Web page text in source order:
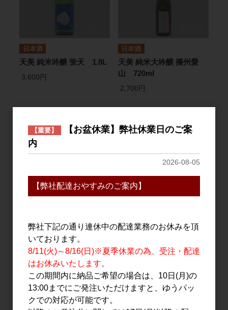
日本酒
天美 純米吟醸 蛍天 1.8L
3,600円
日本酒
天美 純米大吟醸 播州愛
山 720ml
2,700円
天美 純米吟醸 うすにごり
生原酒 720ml
1,800円
天美 純米吟醸 うすにごり
3,600円
【重要】
【お盆休業】弊社休業日のご案
内
2026-08-05
【弊社配達おやすみのご案内】
弊社下記の通り連休中の配達業務のお休みを頂
いております。
8/11(火)～8/16(日)※夏季休業の為、受注・配達
はお休みいたします。
この期間内に納品ご希望の場合は、10日(月)の
13:00までにご発注いただけますと、ゆうパッ
クでの対応が可能です。